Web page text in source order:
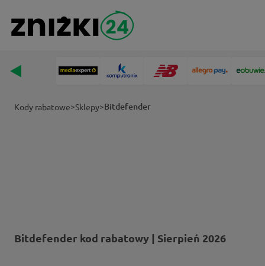
Kody rabatowe>Sklepy>Bitdefender
Bitdefender kod rabatowy | Sierpień 2026